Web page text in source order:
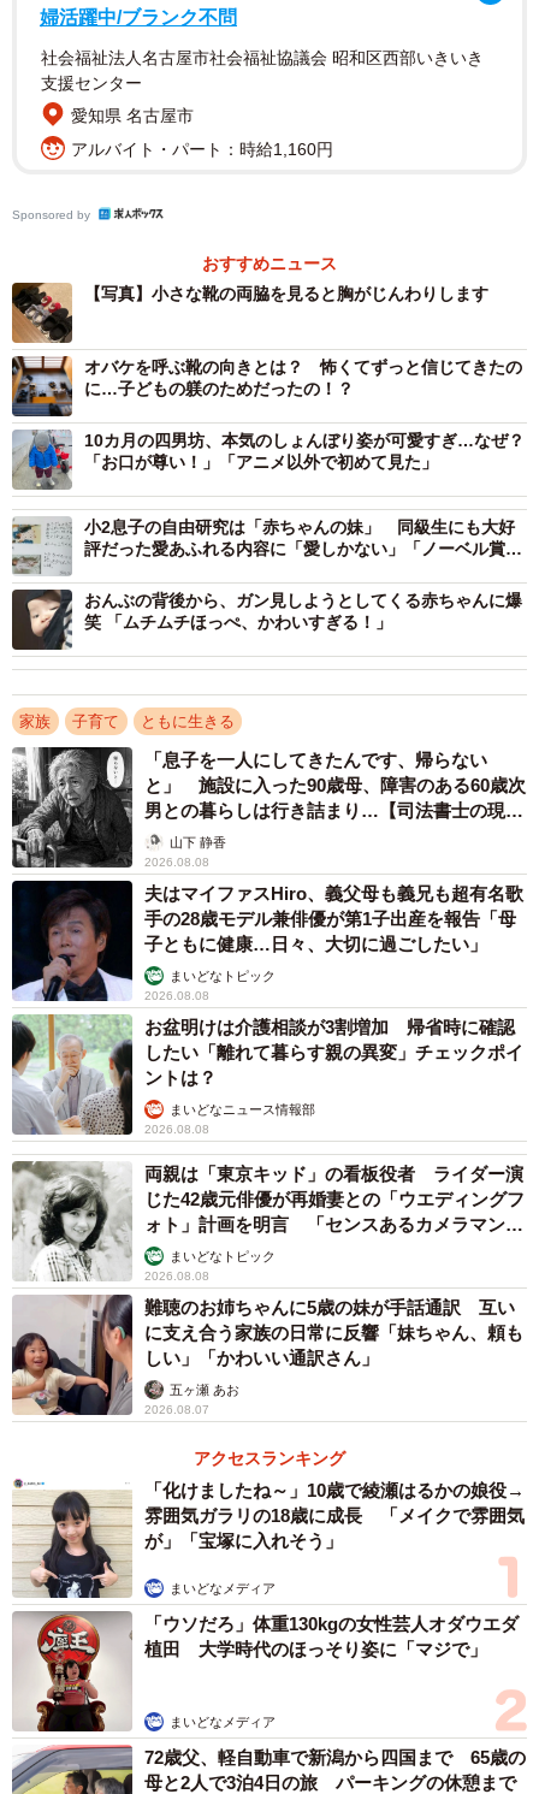
「よく見たら次男くんのお靴が！パパとママ両方にくっつ
くように置かれている。お兄ちゃんの愛を感じる」
「靴を揃える事が出来るのは気持ちが整ってることらしい
など、大きな反響があり、「いいね」は5.5万件にもなりま
した。
4歳のお兄ちゃんは、なぜ靴を揃えておくようになったので
しょうか。ぶしょわんこ☺︎4y ＋1yさんにお話を聞きまし
た。
ーー脱いだ靴を揃えて置くように教えたのですか。
「そうです。確か、2歳くらいから教えたと思います。あま
り厳しくならないようにとは思いますが、本人も周囲の人
も心地よく暮らせるようなマナーは身につけておいて欲し
いと思っています」
ーー「お父さんとお母さんにギュッギュされたい」とは可
愛いですね。
「長男がそう言っていました。弟の靴も最初は真ん中で揃
えようとしていたのですが、両側に隙間ができてしまうの
に気がついて、わざわざ置き直していました。弟にも父母
とくっつかせてあげたいと思ったのだと思います」
ーー他にはどんな躾を心掛けていますか。
「基本的なことかもしれませんが、食後はお皿を自分でさ
げる、寝る前におもちゃを片付けるなどということを教え
ています。長男は決してきちんとしているわけではなく、
気乗りのしないときは私に言われてやっとやる感じです。
しかし靴並べは本人が好きなようで、いつも進んでやって
くれます」
弟の靴もお父さんやお母さんの靴にくっつけてあげようと
いう長男くん。4歳なりに考えて楽しんでやっているという
のも伝わってきます。次男くんも真似するようになるかも
いつも靴そろえてくれる長男。「お父さんとお母さんにギ
ュッギュされたいから、長男くんと次男くんのお靴は真ん
中。」らしい。尊い👦
— ぶしょわんこ☺︎4y 🐭＋1y🐯 (@bushowanko)April 23,
2024
婦活躍中/ブランク不問
社会福祉法人名古屋市社会福祉協議会 昭和区西部いきいき
支援センター
愛知県 名古屋市
アルバイト・パート：時給1,160円
Sponsored by
おすすめニュース
【写真】小さな靴の両脇を見ると胸がじんわりします
オバケを呼ぶ靴の向きとは？ 怖くてずっと信じてきたの
に…子どもの躾のためだったの！？
10カ月の四男坊、本気のしょんぼり姿が可愛すぎ…なぜ？
「お口が尊い！」「アニメ以外で初めて見た」
小2息子の自由研究は「赤ちゃんの妹」 同級生にも大好
評だった愛あふれる内容に「愛しかない」「ノーベル賞も
おんぶの背後から、ガン見しようとしてくる赤ちゃんに爆
笑 「ムチムチほっぺ、かわいすぎる！」
家族 子育て ともに生きる
「息子を一人にしてきたんです、帰らない
と」 施設に入った90歳母、障害のある60歳次
男との暮らしは行き詰まり…【司法書士の現場
から】山下 静香
2026.08.08
夫はマイファスHiro、義父母も義兄も超有名歌
手の28歳モデル兼俳優が第1子出産を報告「母
子ともに健康…日々、大切に過ごしたい」
まいどなトピック
2026.08.08
お盆明けは介護相談が3割増加 帰省時に確認
したい「離れて暮らす親の異変」チェックポイ
ントは？
まいどなニュース情報部
2026.08.08
両親は「東京キッド」の看板役者 ライダー演
じた42歳元俳優が再婚妻との「ウエディングフ
ォト」計画を明言 「センスあるカメラマン求
む」まいどなトピック
2026.08.08
難聴のお姉ちゃんに5歳の妹が手話通訳 互い
に支え合う家族の日常に反響「妹ちゃん、頼も
しい」「かわいい通訳さん」
五ヶ瀬 あお
2026.08.07
アクセスランキング
「化けましたね～」10歳で綾瀬はるかの娘役→
雰囲気ガラリの18歳に成長 「メイクで雰囲気
が」「宝塚に入れそう」
まいどなメディア
「ウソだろ」体重130kgの女性芸人オダウエダ
植田 大学時代のほっそり姿に「マジで」
まいどなメディア
72歳父、軽自動車で新潟から四国まで 65歳の
母と2人で3泊4日の旅 パーキングの休憩まで